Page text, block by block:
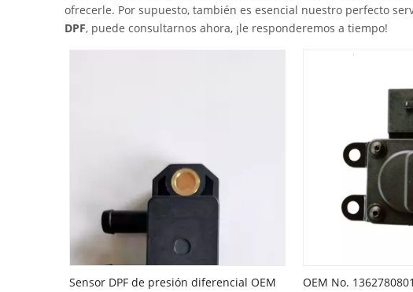
ofrecerle. Por supuesto, también es esencial nuestro perfecto
DPF, puede consultarnos ahora, ¡le responderemos a tiempo!
Sensor DPF de presión diferencial OEM
OEM No.